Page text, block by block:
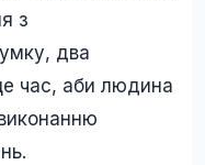
з
два
час, аби людина